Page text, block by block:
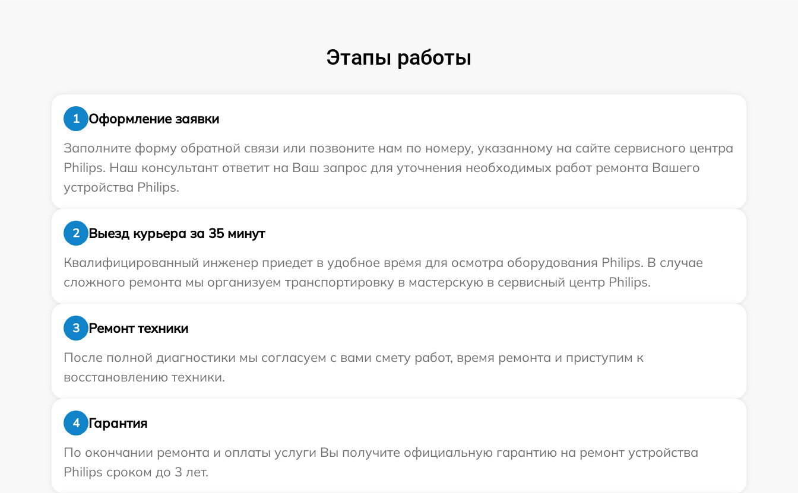
Этапы работы
1
Оформление заявки
Заполните форму обратной связи или позвоните нам по номеру, указанному на сайте сервисного центра
Philips. Наш консультант ответит на Ваш запрос для уточнения необходимых работ ремонта Вашего
устройства Philips.
2
Выезд курьера за 35 минут
Квалифицированный инженер приедет в удобное время для осмотра оборудования Philips. В случае
сложного ремонта мы организуем транспортировку в мастерскую в сервисный центр Philips.
3
Ремонт техники
После полной диагностики мы согласуем с вами смету работ, время ремонта и приступим к
восстановлению техники.
4
Гарантия
По окончании ремонта и оплаты услуги Вы получите официальную гарантию на ремонт устройства
Philips сроком до 3 лет.